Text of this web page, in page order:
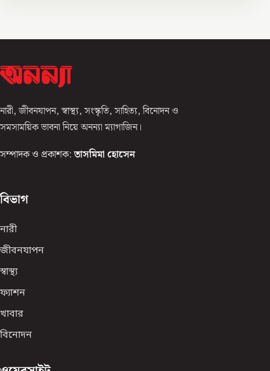
নারী, জীবনযাপন, স্বাস্থ্য, সংস্কৃতি, সাহিত্য, বিনোদন ও
সমসাময়িক ভাবনা নিয়ে অনন্যা ম্যাগাজিন।
সম্পাদক ও প্রকাশক: তাসমিমা হোসেন
বিভাগ
নারী
জীবনযাপন
স্বাস্থ্য
ফ্যাশন
খাবার
বিনোদন